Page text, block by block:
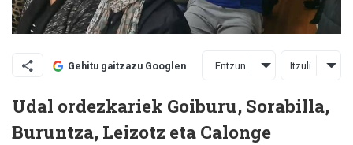
Gehitu gaitzazu Googlen Entzun Itzuli
Udal ordezkariek Goiburu, Sorabilla,
Buruntza, Leizotz eta Calonge